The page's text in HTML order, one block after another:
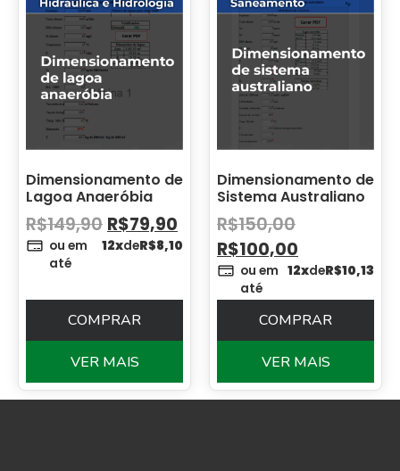
Dimensionamento de
Lagoa Anaeróbia
R$149,90 R$79,90
ou em
até
12xdeR$8,10
COMPRAR
VER MAIS
Dimensionamento de
Sistema Australiano
R$150,00
R$100,00
ou em
até
12xdeR$10,13
COMPRAR
VER MAIS